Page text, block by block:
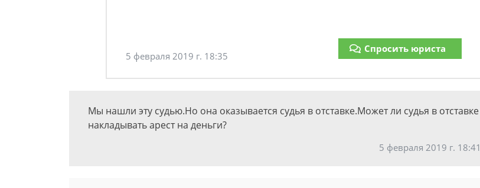
5 февраля 2019 г. 18:35
Спросить юриста
Мы нашли эту судью.Но она оказывается судья в отставке.Может ли судья в отставке
накладывать арест на деньги?
5 февраля 2019 г. 18:41